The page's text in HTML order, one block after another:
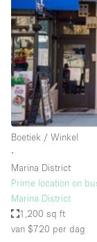
Creatieve
Dak
Foto /
Galerie
Hal
Herenhuis /
Kraampje /
Kraampje /
Boetiek / Winkel
∙
Marina District
Prime location on
Marina District
1,200 sq ft
van $720 per dag